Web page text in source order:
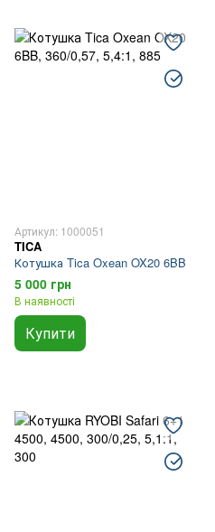
Артикул: 1000051
TICA
Котушка Tica Oxean OX20 6BB
5 000 грн
В наявності
Купити